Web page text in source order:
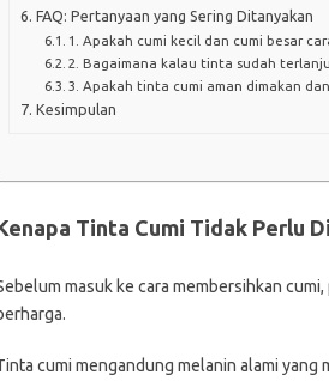
FAQ: Pertanyaan yang Sering Ditanyakan
1. Apakah cumi kecil dan cumi besar
2. Bagaimana kalau tinta sudah
3. Apakah tinta cumi aman dimakan
Kesimpulan
Tinta Cumi Tidak Perlu
masuk ke cara membersihkan
cumi mengandung melanin alami yang